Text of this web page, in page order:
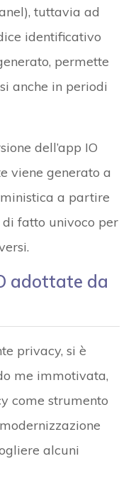
tuttavia ad
identificativo
permette
anche in periodi
dell’app IO
viene generato a
a partire
fatto univoco per
adottate da
privacy, si è
me immotivata,
come strumento
alcuni